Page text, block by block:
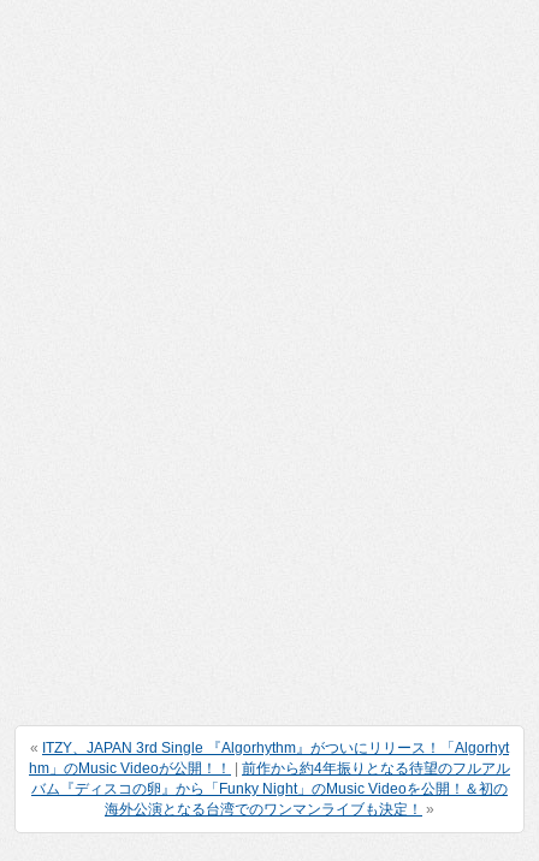
« ITZY、JAPAN 3rd Single 『Algorhythm』がついにリリース！「Algorhyt
hm」のMusic Videoが公開！！
前作から約4年振りとなる待望のフルアル
バム『ディスコの卵』から「Funky Night」のMusic Videoを公開！＆初の
海外公演となる台湾でのワンマンライブも決定！ »